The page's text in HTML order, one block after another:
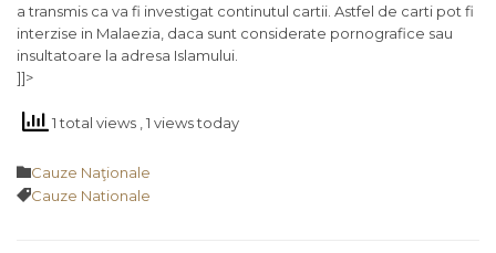
a transmis ca va fi investigat continutul cartii. Astfel de carti pot fi
interzise in Malaezia, daca sunt considerate pornografice sau
insultatoare la adresa Islamului.
]]>
1 total views , 1 views today
Category
Cauze Naţionale
Tags
Cauze Nationale